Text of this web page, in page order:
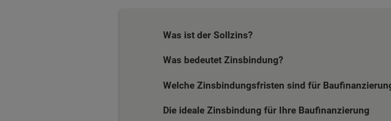
Was ist der Sollzins?
Was bedeutet Zinsbindung?
Welche Zinsbindungsfristen sind für
Die ideale Zinsbindung für Ihre Baufinanzierung